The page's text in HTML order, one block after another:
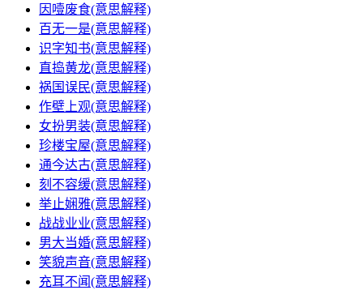
因噎废食(意思解释)
百无一是(意思解释)
识字知书(意思解释)
直捣黄龙(意思解释)
祸国误民(意思解释)
作壁上观(意思解释)
女扮男装(意思解释)
珍楼宝屋(意思解释)
通今达古(意思解释)
刻不容缓(意思解释)
举止娴雅(意思解释)
战战业业(意思解释)
男大当婚(意思解释)
笑貌声音(意思解释)
充耳不闻(意思解释)